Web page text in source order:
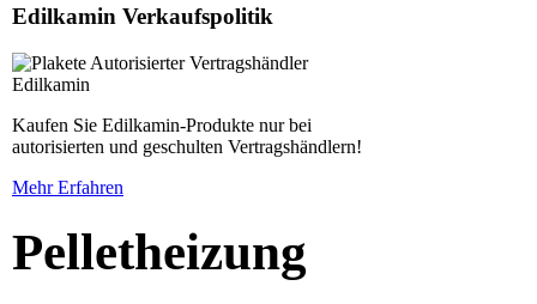
Edilkamin Verkaufspolitik
Kaufen Sie Edilkamin-Produkte nur bei
autorisierten und geschulten Vertragshändlern!
Mehr Erfahren
Pelletheizung